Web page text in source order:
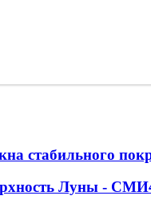
стабильного
Луны - СМИ